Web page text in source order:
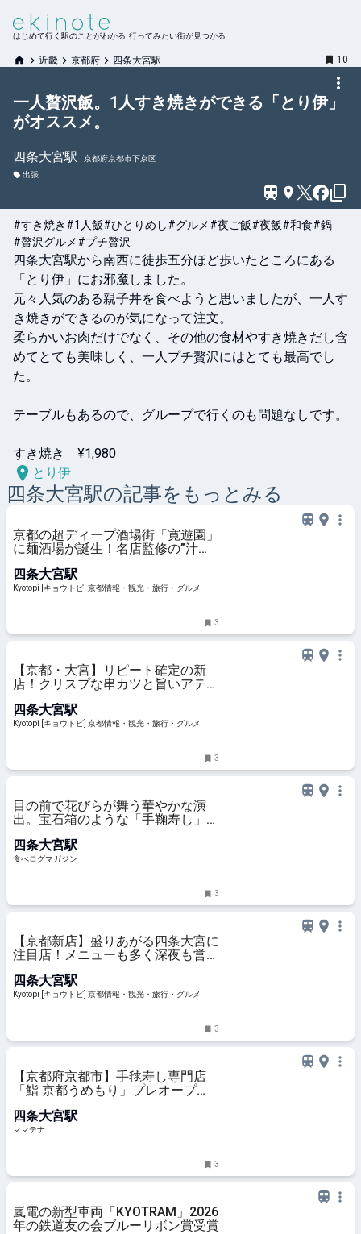
はじめて行く駅のことがわかる 行ってみたい街が見つかる
近畿 京都府 四条大宮駅 10
一人贅沢飯。1人すき焼きができる「とり伊」
がオススメ。
四条大宮駅
京都府京都市下京区
出張
#すき焼き #1人飯#ひとりめし#グルメ#夜ご飯#夜飯#和食#鍋
#贅沢グルメ#プチ贅沢
四条大宮駅から南西に徒歩五分ほど歩いたところにある
「とり伊」にお邪魔しました。
元々人気のある親子丼を食べようと思いましたが、一人す
き焼きができるのが気になって注文。
柔らかいお肉だけでなく、その他の食材やすき焼きだし含
めてとても美味しく、一人プチ贅沢にはとても最高でし
た。
テーブルもあるので、グループで行くのも問題なしです。
すき焼き　¥1,980
とり伊
四条大宮駅の記事をもっとみる
京都の超ディープ酒場街「寛遊園」
に麺酒場が誕生！名店監修の”汁な
四条大宮駅
Kyotopi [キョウトピ] 京都情報・観光・旅行・グルメ
3
【京都・大宮】リピート確定の新
店！クリスプな串カツと旨いアテに
四条大宮駅
Kyotopi [キョウトピ] 京都情報・観光・旅行・グルメ
3
目の前で花びらが舞う華やかな演
出。宝石箱のような「手鞠寿し」専
ジン
四条大宮駅
食べログマガジン
3
【京都新店】盛りあがる四条大宮に
注目店！メニューも多く深夜も営業
四条大宮駅
Kyotopi [キョウトピ] 京都情報・観光・旅行・グルメ
3
【京都府京都市】手毬寿し専門店
「鮨 京都うめもり」プレオープ
堪能 | ママテナ
四条大宮駅
ママテナ
3
嵐電の新型車両「KYOTRAM」2026
年の鉄道友の会ブルーリボン賞受賞